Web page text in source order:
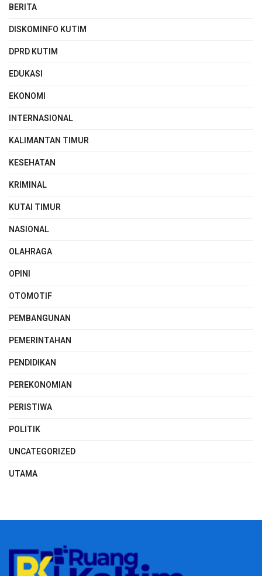
BERITA
DISKOMINFO KUTIM
DPRD KUTIM
EDUKASI
EKONOMI
INTERNASIONAL
KALIMANTAN TIMUR
KESEHATAN
KRIMINAL
KUTAI TIMUR
NASIONAL
OLAHRAGA
OPINI
OTOMOTIF
PEMBANGUNAN
PEMERINTAHAN
PENDIDIKAN
PEREKONOMIAN
PERISTIWA
POLITIK
UNCATEGORIZED
UTAMA